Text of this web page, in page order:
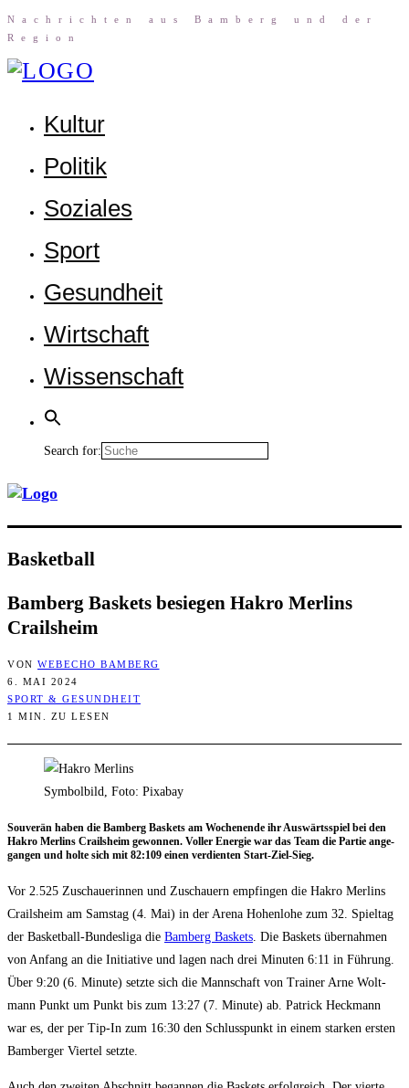
Nach­rich­ten aus Bam­berg und der
Region
Kul­tur
Poli­tik
Sozia­les
Sport
Gesund­heit
Wirt­schaft
Wis­sen­schaft
Search for:
Bas­ket­ball
Bam­berg Bas­kets besie­gen Hakro Mer­lins
Crailsheim
VON WEBECHO BAMBERG
6. MAI 2024
SPORT & GESUNDHEIT
1 MIN. ZU LESEN
Symbolbild, Foto: Pixabay
Sou­ve­rän haben die Bam­berg Bas­kets am Wochen­en­de ihr Aus­wärts­spiel bei den
Hakro Mer­lins Crails­heim gewon­nen. Vol­ler Ener­gie war das Team die Par­tie ange­
gan­gen und hol­te sich mit 82:109 einen ver­dien­ten Start-Ziel-Sieg.
Vor 2.525 Zuschaue­rin­nen und Zuschau­ern emp­fin­gen die Hakro Mer­lins
Crails­heim am Sams­tag (4. Mai) in der Are­na Hohen­lo­he zum 32. Spiel­tag
der Bas­ket­ball-Bun­des­li­ga die Bam­berg Bas­kets . Die Bas­kets über­nah­men
von Anfang an die Initia­ti­ve und lagen nach drei Minu­ten 6:11 in Füh­rung.
Über 9:20 (6. Minu­te) setz­te sich die Mann­schaft von Trai­ner Arne Wolt­
mann Punkt um Punkt bis zum 13:27 (7. Minu­te) ab. Patrick Heck­mann
war es, der per Tip-In zum 16:30 den Schluss­punkt in einem star­ken ers­ten
Bam­ber­ger Vier­tel setzte.